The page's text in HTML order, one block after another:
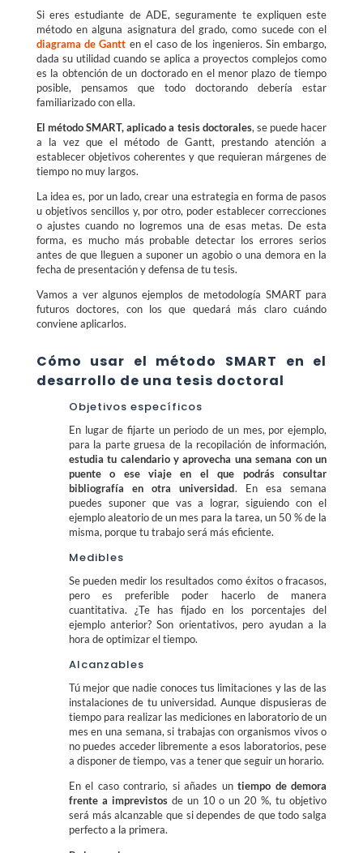
Si eres estudiante de ADE, seguramente te expliquen este
método en alguna asignatura del grado, como sucede con el
diagrama de Gantt en el caso de los ingenieros. Sin embargo,
dada su utilidad cuando se aplica a proyectos complejos como
es la obtención de un doctorado en el menor plazo de tiempo
posible, pensamos que todo doctorando debería estar
familiarizado con ella.
El método SMART, aplicado a tesis doctorales, se puede hacer
a la vez que el método de Gantt, prestando atención a
establecer objetivos coherentes y que requieran márgenes de
tiempo no muy largos.
La idea es, por un lado, crear una estrategia en forma de pasos
u objetivos sencillos y, por otro, poder establecer correcciones
o ajustes cuando no logremos una de esas metas. De esta
forma, es mucho más probable detectar los errores serios
antes de que lleguen a suponer un agobio o una demora en la
fecha de presentación y defensa de tu tesis.
Vamos a ver algunos ejemplos de metodología SMART para
futuros doctores, con los que quedará más claro cuándo
conviene aplicarlos.
Cómo usar el método SMART en el
desarrollo de una tesis doctoral
Objetivos específicos
En lugar de fijarte un periodo de un mes, por ejemplo,
para la parte gruesa de la recopilación de información,
estudia tu calendario y aprovecha una semana con un
puente o ese viaje en el que podrás consultar
bibliografía en otra universidad. En esa semana
puedes suponer que vas a lograr, siguiendo con el
ejemplo aleatorio de un mes para la tarea, un 50 % de la
misma, porque tu trabajo será más eficiente.
Medibles
Se pueden medir los resultados como éxitos o fracasos,
pero es preferible poder hacerlo de manera
cuantitativa. ¿Te has fijado en los porcentajes del
ejemplo anterior? Son orientativos, pero ayudan a la
hora de optimizar el tiempo.
Alcanzables
Tú mejor que nadie conoces tus limitaciones y las de las
instalaciones de tu universidad. Aunque dispusieras de
tiempo para realizar las mediciones en laboratorio de un
mes en una semana, si trabajas con organismos vivos o
no puedes acceder libremente a esos laboratorios, pese
a disponer de tiempo, vas a tener que seguir un horario.
En el caso contrario, si añades untiempo de demora
frente a imprevistosde un 10 o un 20 %, tu objetivo
será más alcanzable que si dependes de que todo salga
perfecto a la primera.